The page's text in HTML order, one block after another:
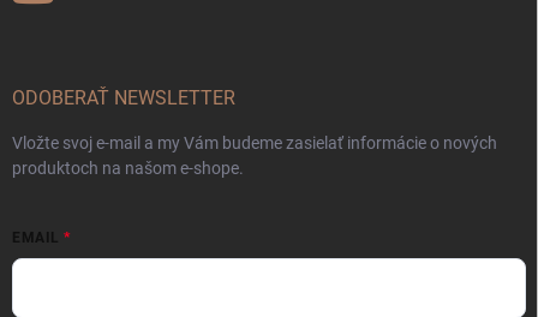
ODOBERAŤ NEWSLETTER
Vložte svoj e-mail a my Vám budeme zasielať informácie o nových
produktoch na našom e-shope.
EMAIL